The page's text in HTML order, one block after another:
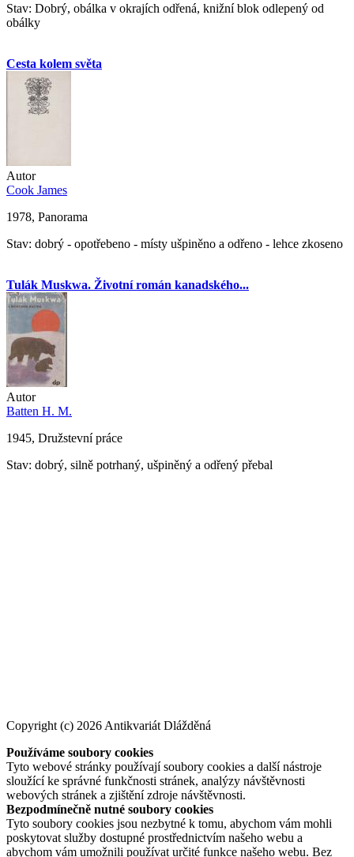
Stav: Dobrý, obálka v okrajích odřená, knižní blok odlepený od
obálky
Cesta kolem světa
Autor
Cook James
1978, Panorama
Stav: dobrý - opotřebeno - místy ušpiněno a odřeno - lehce zkoseno
Tulák Muskwa. Životní román kanadského...
Autor
Batten H. M.
1945, Družstevní práce
Stav: dobrý, silně potrhaný, ušpiněný a odřený přebal
Copyright (c) 2026 Antikvariát Dlážděná
Používáme soubory cookies
Tyto webové stránky používají soubory cookies a další nástroje
sloužící ke správné funkčnosti stránek, analýzy návštěvnosti
webových stránek a zjištění zdroje návštěvnosti.
Bezpodmínečně nutné soubory cookies
Tyto soubory cookies jsou nezbytné k tomu, abychom vám mohli
poskytovat služby dostupné prostřednictvím našeho webu a
abychom vám umožnili používat určité funkce našeho webu. Bez